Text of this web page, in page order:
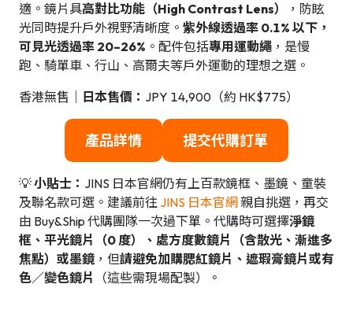
適。鏡片具高對比功能（High Contrast Lens）
，防眩
光同時提升戶外視野清晰度。 紫外線透過率 0.1% 以下，
可見光透過率 20–26% 。配件包括專用運動繩 ，是慢
跑、騎單車、行山、高爾夫等戶外運動的理想之選。
香港無售｜
日本售價： JPY 14,900（約 HK$775）
產品詳情 提交代購訂單
💡小貼士： JINS 日本官網仍有上百款鏡框、墨鏡、童裝
及聯名款可選。建議前往 JINS 日本官網 親自挑選，再交
由 Buy&Ship 代購團隊一次過下單。代購時可選擇淨鏡
框、平光鏡片（0 度）、處方度數鏡片（含散光、漸進多
焦點）或墨鏡 ，但請避免加購腮紅鏡片、遮瑕膏鏡片或有
色／變色鏡片
（這些需現場配製）。